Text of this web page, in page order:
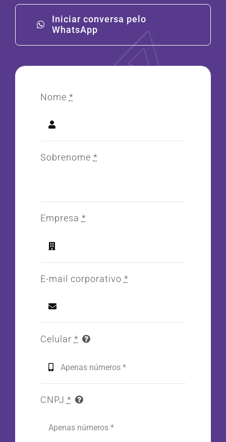
Iniciar conversa pelo
WhatsApp
Nome *
Sobrenome *
Empresa *
E-mail corporativo *
Celular *
CNPJ *